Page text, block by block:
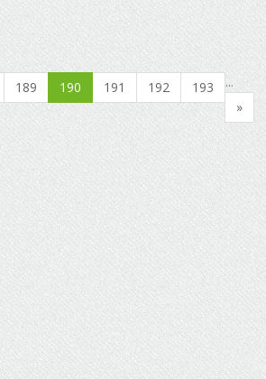
...
189 190 191 192
193
»